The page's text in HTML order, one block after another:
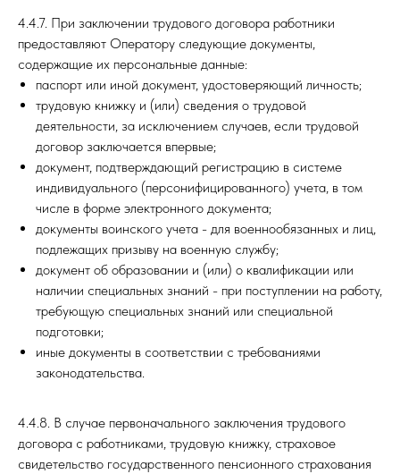
4.4.7. При заключении трудового договора работники
предоставляют Оператору следующие документы,
содержащие их персональные данные:
паспорт или иной документ, удостоверяющий личность;
трудовую книжку и (или) сведения о трудовой
деятельности, за исключением случаев, если трудовой
договор заключается впервые;
документ, подтверждающий регистрацию в системе
индивидуального (персонифицированного) учета, в том
числе в форме электронного документа;
документы воинского учета - для военнообязанных и лиц,
подлежащих призыву на военную службу;
документ об образовании и (или) о квалификации или
наличии специальных знаний - при поступлении на работу,
требующую специальных знаний или специальной
подготовки;
иные документы в соответствии с требованиями
законодательства.
4.4.8. В случае первоначального заключения трудового
договора с работниками, трудовую книжку, страховое
свидетельство государственного пенсионного страхования